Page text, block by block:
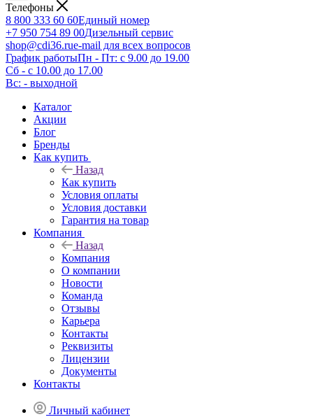
Телефоны
8 800 333 60 60Единый номер
+7 950 754 89 00Дизельный сервис
shop@cdi36.rue-mail для всех вопросов
График работыПн - Пт: с 9.00 до 19.00
Сб - с 10.00 до 17.00
Вс: - выходной
Каталог
Акции
Блог
Бренды
Как купить
Назад
Как купить
Условия оплаты
Условия доставки
Гарантия на товар
Компания
Назад
Компания
О компании
Новости
Команда
Отзывы
Карьера
Контакты
Реквизиты
Лицензии
Документы
Контакты
Личный кабинет